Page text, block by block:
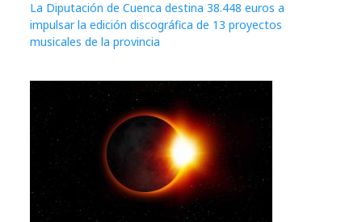
La Diputación de Cuenca destina 38.448 euros a
impulsar la edición discográfica de 13 proyectos
musicales de la provincia